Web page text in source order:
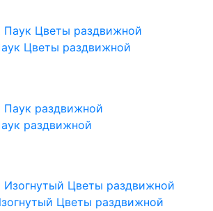
Цветы раздвижной
раздвижной
Цветы раздвижной